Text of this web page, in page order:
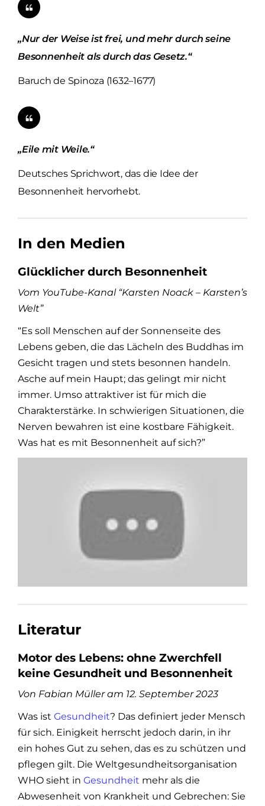
„Nur der Weise ist frei, und mehr durch seine
Besonnenheit als durch das Gesetz.“
Baruch de Spinoza (1632–1677)
„Eile mit Weile.“
Deutsches Sprichwort, das die Idee der
Besonnenheit hervorhebt.
In den Medien
Glücklicher durch Besonnenheit
Vom YouTube-Kanal “Karsten Noack – Karsten’s
Welt”
“Es soll Menschen auf der Sonnenseite des
Lebens geben, die das Lächeln des Buddhas im
Gesicht tragen und stets besonnen handeln.
Asche auf mein Haupt; das gelingt mir nicht
immer. Umso attraktiver ist für mich die
Charakterstärke. In schwierigen Situationen, die
Nerven bewahren ist eine kostbare Fähigkeit.
Was hat es mit Besonnenheit auf sich?”
Literatur
Motor des Lebens: ohne Zwerchfell
keine Gesundheit und Besonnenheit
Von Fabian Müller am 12. September 2023
Was ist Gesundheit? Das definiert jeder Mensch
für sich. Einigkeit herrscht jedoch darin, in ihr
ein hohes Gut zu sehen, das es zu schützen und
pflegen gilt. Die Weltgesundheitsorganisation
WHO sieht in Gesundheit mehr als die
Abwesenheit von Krankheit und Gebrechen: Sie